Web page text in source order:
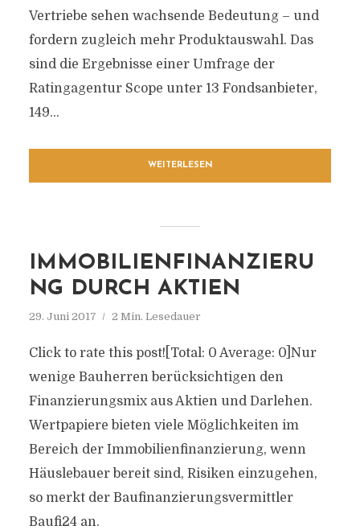
Vertriebe sehen wachsende Bedeutung – und
fordern zugleich mehr Produktauswahl. Das
sind die Ergebnisse einer Umfrage der
Ratingagentur Scope unter 13 Fondsanbieter,
149...
WEITERLESEN
IMMOBILIENFINANZIERU
NG DURCH AKTIEN
29. Juni 2017 2 Min. Lesedauer
Click to rate this post![Total: 0 Average: 0]Nur
wenige Bauherren berücksichtigen den
Finanzierungsmix aus Aktien und Darlehen.
Wertpapiere bieten viele Möglichkeiten im
Bereich der Immobilienfinanzierung, wenn
Häuslebauer bereit sind, Risiken einzugehen,
so merkt der Baufinanzierungsvermittler
Baufi24 an.